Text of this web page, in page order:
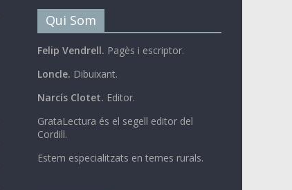
Qui Som
Felip Vendrell. Pagès i escriptor.
Loncle. Dibuixant.
Narcís Clotet. Editor.
GrataLectura és el segell editor del
Cordill.
Estem especialitzats en temes rurals.